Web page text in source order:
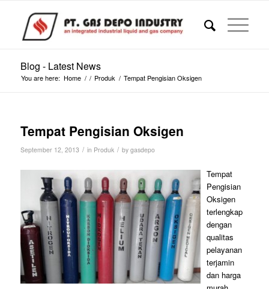
Blog - Latest News
You are here: Home / / Produk / Tempat Pengisian Oksigen
Tempat Pengisian Oksigen
September 12, 2013 / in Produk / by gasdepo
Tempat
Pengisian
Oksigen
terlengkap
dengan
qualitas
pelayanan
terjamin
dan harga